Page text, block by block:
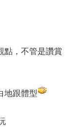
點，不管是讚賞
地跟體型